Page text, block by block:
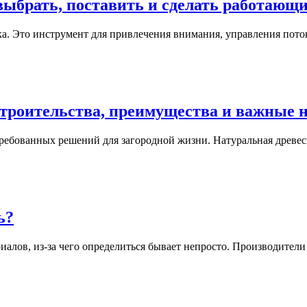
поставить и сделать
инструмент для привлечения внимания, управления
преимущества и важные
решений для загородной жизни. Натуральная
из-за чего определиться бывает непросто.